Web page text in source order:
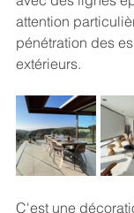
attention
pénétration des
extérieurs.
C'est une